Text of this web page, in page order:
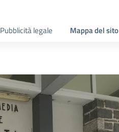
Pubblicità legale Mappa del sito